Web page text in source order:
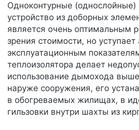
Одноконтурные (однослойные)
устройство из доборных
является очень оптимальным
зрения стоимости, но
эксплуатационным
теплоизолятора делает
использование дымохода
наруже сооружения, его
в обогреваемых жилищах, в
гильзовки внутри шахты из